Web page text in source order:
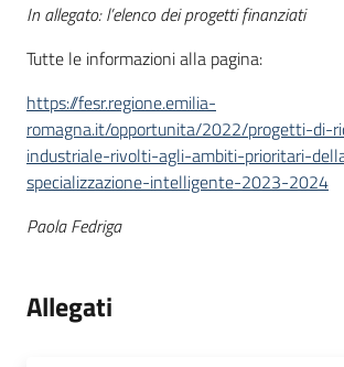
In allegato: l’elenco dei progetti finanziati
Tutte le informazioni alla pagina:
https://fesr.regione.emilia-
romagna.it/opportunita/2022/progetti-di-
industriale-rivolti-agli-ambiti-prioritari-
specializzazione-intelligente-2023-2024
Paola Fedriga
Allegati